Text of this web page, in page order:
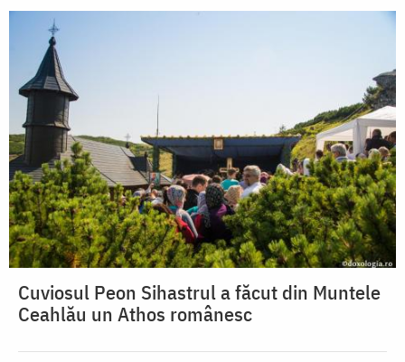
Cuviosul Peon Sihastrul a făcut din Muntele
Ceahlău un Athos românesc